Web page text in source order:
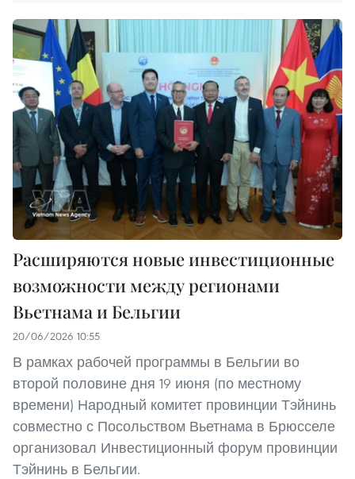
Расширяются новые инвестиционные
возможности между регионами
Вьетнама и Бельгии
20/06/2026 10:55
В рамках рабочей программы в Бельгии во
второй половине дня 19 июня (по местному
времени) Народный комитет провинции Тэйнинь
совместно с Посольством Вьетнама в Брюсселе
организовал Инвестиционный форум провинции
Тэйнинь в Бельгии.